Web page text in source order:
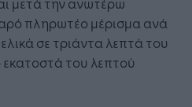
πληρωτέο μέρισμα ανά
σε τριάντα λεπτά του
του λεπτού